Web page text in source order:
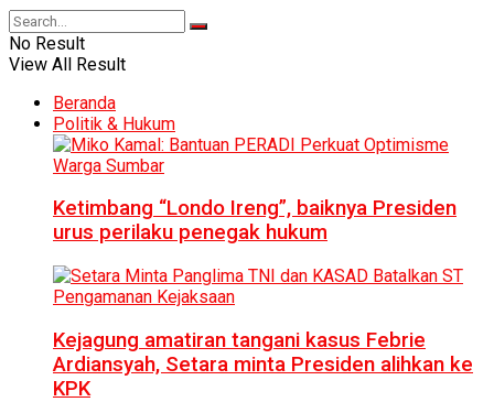
No Result
View All Result
Beranda
Politik & Hukum
Ketimbang “Londo Ireng”, baiknya Presiden
urus perilaku penegak hukum
Kejagung amatiran tangani kasus Febrie
Ardiansyah, Setara minta Presiden alihkan ke
KPK